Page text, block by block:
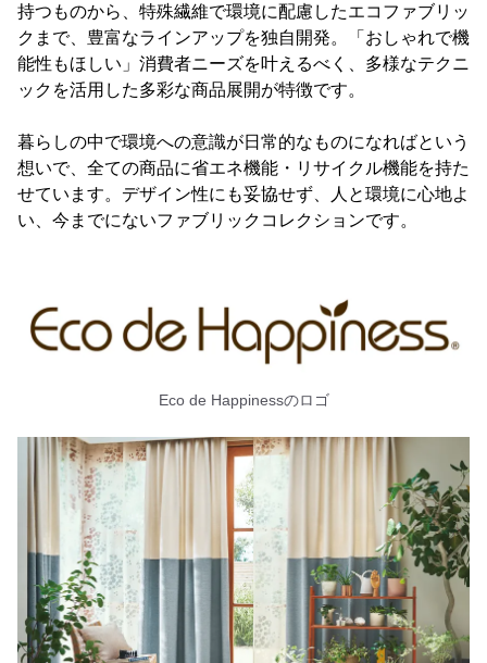
持つものから、特殊繊維で環境に配慮したエコファブリッ
クまで、豊富なラインアップを独自開発。「おしゃれで機
能性もほしい」消費者ニーズを叶えるべく、多様なテクニ
ックを活用した多彩な商品展開が特徴です。
暮らしの中で環境への意識が日常的なものになればという
想いで、全ての商品に省エネ機能・リサイクル機能を持た
せています。デザイン性にも妥協せず、人と環境に心地よ
い、今までにないファブリックコレクションです。
Eco de Happinessのロゴ